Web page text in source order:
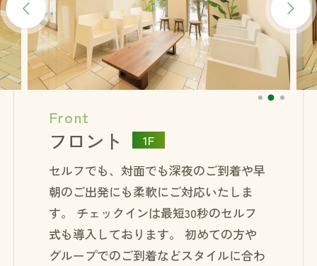
Front
フロント
1F
セルフでも、対面でも深夜のご到着や早
朝のご出発にも柔軟にご対応いたしま
す。
チェックインは最短30秒のセルフ
式も導入しております。 初めての方や
グループでのご到着などスタイルに合わ